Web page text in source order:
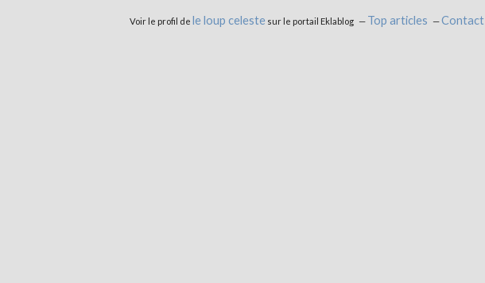
Voir le profil de le loup celeste sur le portail Eklablog Top articles Contact